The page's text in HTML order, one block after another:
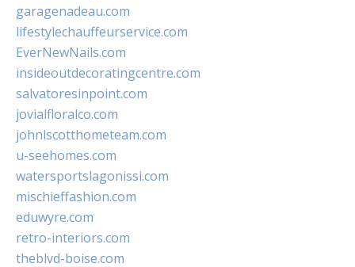
garagenadeau.com
lifestylechauffeurservice.com
EverNewNails.com
insideoutdecoratingcentre.com
salvatoresinpoint.com
jovialfloralco.com
johnlscotthometeam.com
u-seehomes.com
watersportslagonissi.com
mischieffashion.com
eduwyre.com
retro-interiors.com
theblvd-boise.com